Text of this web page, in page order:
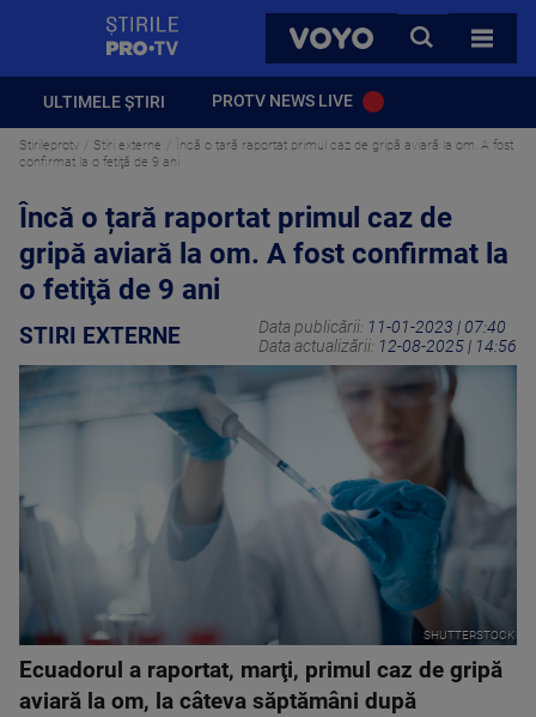
VOYO
CAUTA
TOATE
ULTIMELE ȘTIRI PROTV NEWS LIVE
Stirileprotv Stiri externe
Încă o țară raportat primul caz de gripă aviară la om. A fost
confirmat la o fetiţă de 9 ani
Încă o țară raportat primul caz de
gripă aviară la om. A fost confirmat la
o fetiţă de 9 ani
STIRI EXTERNE Data publicării: 11-01-2023 | 07:40
Data actualizării: 12-08-2025 | 14:56
SHUTTERSTOCK
Ecuadorul a raportat, marţi, primul caz de gripă
aviară la om, la câteva săptămâni după